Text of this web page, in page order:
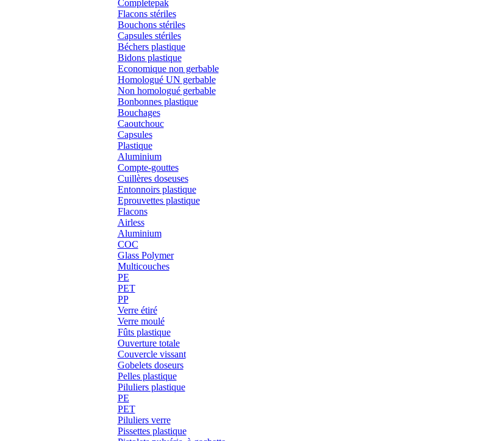
Completepak
Flacons stériles
Bouchons stériles
Capsules stériles
Béchers plastique
Bidons plastique
Economique non gerbable
Homologué UN gerbable
Non homologué gerbable
Bonbonnes plastique
Bouchages
Caoutchouc
Capsules
Plastique
Aluminium
Compte-gouttes
Cuillères doseuses
Entonnoirs plastique
Eprouvettes plastique
Flacons
Airless
Aluminium
COC
Glass Polymer
Multicouches
PE
PET
PP
Verre étiré
Verre moulé
Fûts plastique
Ouverture totale
Couvercle vissant
Gobelets doseurs
Pelles plastique
Piluliers plastique
PE
PET
Piluliers verre
Pissettes plastique